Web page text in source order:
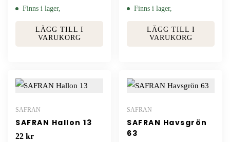
Finns i lager,
LÄGG TILL I
VARUKORG
Finns i lager,
LÄGG TILL I
VARUKORG
SAFRAN
SAFRAN Hallon 13
22 kr
SAFRAN
SAFRAN Havsgrön
63